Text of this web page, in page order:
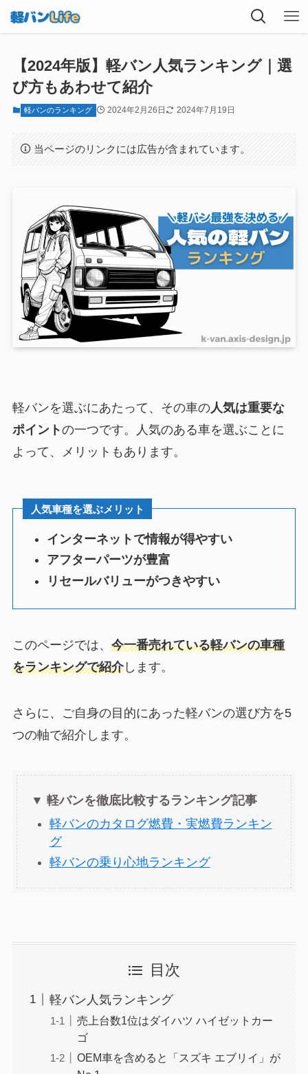
【2024年版】軽バン人気ランキング｜選
び方もあわせて紹介
軽バンのランキング 2024年2月26日 2024年7月19日
当ページのリンクには広告が含まれています。
軽バンを選ぶにあたって、その車の人気は重要な
ポイントの一つです。人気のある車を選ぶことに
よって、メリットもあります。
人気車種を選ぶメリット
インターネットで情報が得やすい
アフターパーツが豊富
リセールバリューがつきやすい
このページでは、 今一番売れている軽バンの車種
をランキングで紹介します。
さらに、ご自身の目的にあった軽バンの選び方を5
つの軸で紹介します。
▼ 軽バンを徹底比較するランキング記事
軽バンのカタログ燃費・実燃費ランキン
グ
軽バンの乗り心地ランキング
目次
軽バン人気ランキング
売上台数1位はダイハツ ハイゼットカー
ゴ
OEM車を含めると「スズキ エブリイ」が